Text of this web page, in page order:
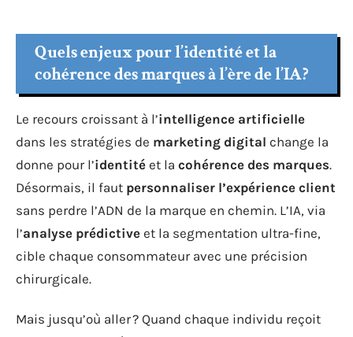
Quels enjeux pour l’identité et la
cohérence des marques à l’ère de l’IA ?
Le recours croissant à l’intelligence artificielle
dans les stratégies de marketing digital change la
donne pour l’identité et la cohérence des marques.
Désormais, il faut personnaliser l’expérience client
sans perdre l’ADN de la marque en chemin. L’IA, via
l’analyse prédictive et la segmentation ultra-fine,
cible chaque consommateur avec une précision
chirurgicale.
Mais jusqu’où aller ? Quand chaque individu reçoit